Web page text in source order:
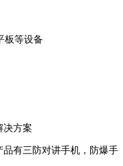
板等设备
决方案
有三防对讲手机，防爆手